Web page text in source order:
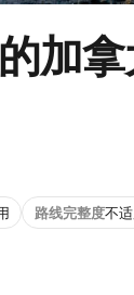
加
路线完整度不